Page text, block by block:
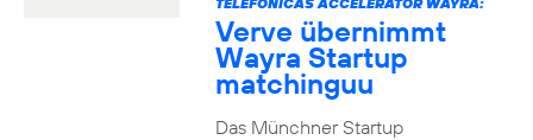
Verve übernimmt
Wayra Startup
matchinguu
Das Münchner Startup